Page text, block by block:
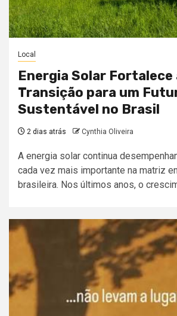
Local
Energia Solar Fortalece
Transição para um
Sustentável no Brasil
2 dias atrás Cynthia Oliveira
A energia solar continua
cada vez mais importante na matriz
brasileira. Nos últimos anos, o